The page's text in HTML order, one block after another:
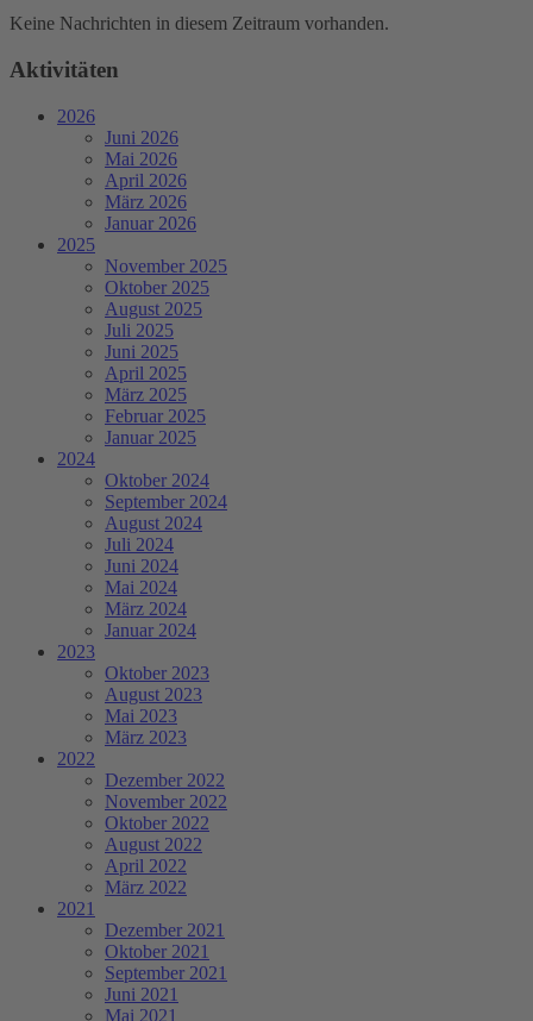
Keine Nachrichten in diesem Zeitraum vorhanden.
Aktivitäten
2026
Juni 2026
Mai 2026
April 2026
März 2026
Januar 2026
2025
November 2025
Oktober 2025
August 2025
Juli 2025
Juni 2025
April 2025
März 2025
Februar 2025
Januar 2025
2024
Oktober 2024
September 2024
August 2024
Juli 2024
Juni 2024
Mai 2024
März 2024
Januar 2024
2023
Oktober 2023
August 2023
Mai 2023
März 2023
2022
Dezember 2022
November 2022
Oktober 2022
August 2022
April 2022
März 2022
2021
Dezember 2021
Oktober 2021
September 2021
Juni 2021
Mai 2021